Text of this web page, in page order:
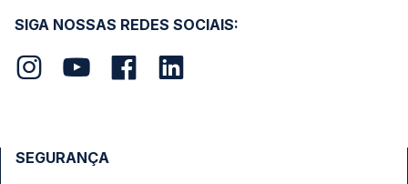
SIGA NOSSAS REDES SOCIAIS:
SEGURANÇA